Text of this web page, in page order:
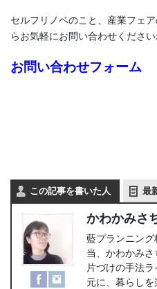
セルフリノベのこと、産業フェ
らお気軽にお問い合わせください
お問い合わせフォーム
この記事を書いた人 最
かわかみさ
藍プランニング
当、かわかみ
片づけの手法
元に、暮らし